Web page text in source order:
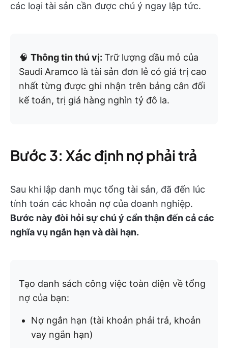
các loại tài sản cần được chú ý ngay lập tức.
🧠 Thông tin thú vị: Trữ lượng dầu mỏ của
Saudi Aramco là tài sản đơn lẻ có giá trị cao
nhất từng được ghi nhận trên bảng cân đối
kế toán, trị giá hàng nghìn tỷ đô la.
Bước 3: Xác định nợ phải trả
Sau khi lập danh mục tổng tài sản, đã đến lúc
tính toán các khoản nợ của doanh nghiệp.
Bước này đòi hỏi sự chú ý cẩn thận đến cả các
nghĩa vụ ngắn hạn và dài hạn.
Tạo danh sách công việc toàn diện về tổng
nợ của bạn:
Nợ ngắn hạn (tài khoản phải trả, khoản
vay ngắn hạn)